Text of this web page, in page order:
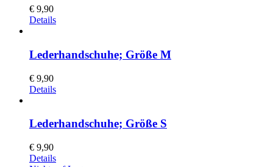
€ 9,90
Details
Lederhandschuhe; Größe M
€ 9,90
Details
Lederhandschuhe; Größe S
€ 9,90
Details